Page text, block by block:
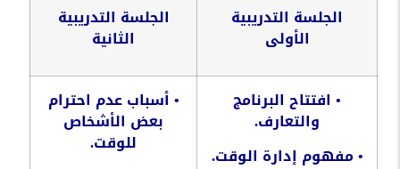
الجلسة التدريبية
الأولى
الجلسة التدريبية
الثانية
• افتتاح البرنامج
والتعارف.
•مفهوم إدارة الوقت.
•أسباب عدم احترام
بعض الأشخاص
للوقت.